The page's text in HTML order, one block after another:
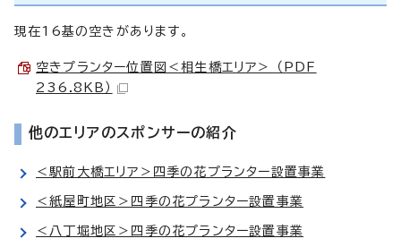
現在16基の空きがあります。
空きプランター位置図＜相生橋エリア＞ （PDF
236.8KB）
他のエリアのスポンサーの紹介
＜駅前大橋エリア＞四季の花プランター設置事業
＜紙屋町地区＞四季の花プランター設置事業
＜八丁堀地区＞四季の花プランター設置事業